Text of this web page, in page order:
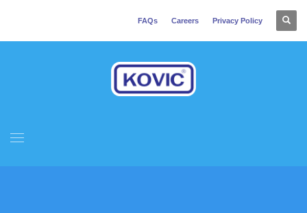
FAQs Careers Privacy Policy